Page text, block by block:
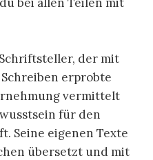
der mit
erprobte
vermittelt
für den
Seine eigenen Texte
übersetzt und mit